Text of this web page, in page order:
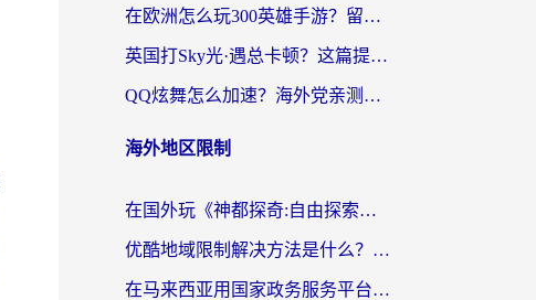
在欧洲怎么玩300英雄手游？留学生亲测有效的国服游戏加速指南
英国打Sky光·遇总卡顿？这篇提速指南帮你找回治愈感
QQ炫舞怎么加速？海外党亲测有效的国服游戏加速指南（附失落城堡金铲铲之战解决方案）
海外地区限制
在国外玩《神都探奇:自由探索》总卡顿？3个实用技巧解决海外党追剧、社交、游戏难题
优酷地域限制解决方法是什么？海外党亲测有效的回国加速指南
在马来西亚用国家政务服务平台怎么把定位修改到中国国内？海外党解决数字壁垒的实用指南